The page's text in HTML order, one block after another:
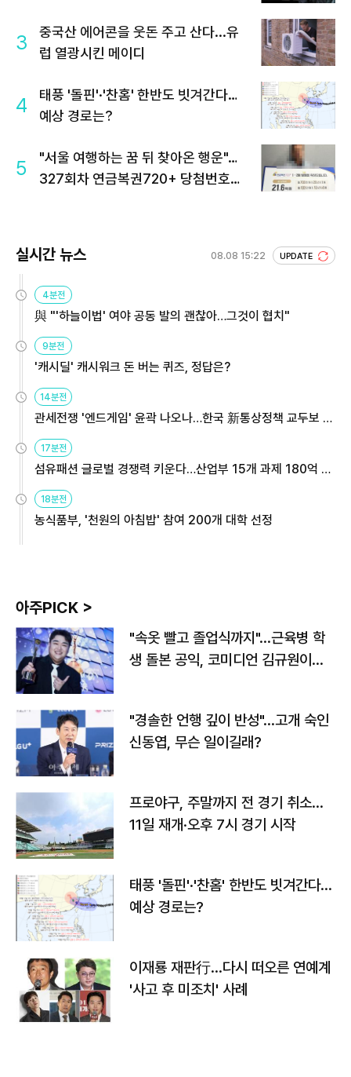
3
중국산 에어콘을 웃돈 주고 산다...유
럽 열광시킨 메이디
4
태풍 '돌핀'·'찬홈' 한반도 빗겨간다…
예상 경로는?
5
"서울 여행하는 꿈 뒤 찾아온 행운"…
327회차 연금복권720+ 당첨번호조
실시간 뉴스 08.08 15:22 UPDATE
4분전
與 "'하늘이법' 여야 공동 발의 괜찮아…그것이 협치"
9분전
'캐시딜' 캐시워크 돈 버는 퀴즈, 정답은?
14분전
관세전쟁 '엔드게임' 윤곽 나오나…한국 新통상정책 교두보 활
용해야
17분전
섬유패션 글로벌 경쟁력 키운다…산업부 15개 과제 180억 지
원
18분전
농식품부, '천원의 아침밥' 참여 200개 대학 선정
아주PICK >
"속옷 빨고 졸업식까지"…근육병 학
생 돌본 공익, 코미디언 김규원이었
"경솔한 언행 깊이 반성"…고개 숙인
신동엽, 무슨 일이길래?
프로야구, 주말까지 전 경기 취소…
11일 재개·오후 7시 경기 시작
태풍 '돌핀'·'찬홈' 한반도 빗겨간다…
예상 경로는?
이재룡 재판行…다시 떠오른 연예계
'사고 후 미조치' 사례